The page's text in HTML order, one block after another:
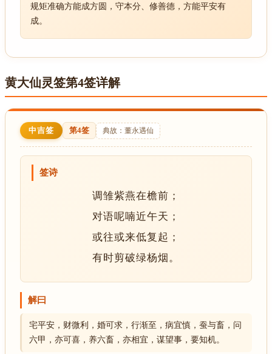
规矩准确方能成方圆，守本分、修善德，方能平安有
成。
黄大仙灵签第4签详解
中吉签 第4签 典故：董永遇仙
签诗
调雏紫燕在檐前；
对语呢喃近午天；
或往或来低复起；
有时剪破绿杨烟。
解曰
宅平安，财微利，婚可求，行渐至，病宜慎，蚕与畜，问
六甲，亦可喜，养六畜，亦相宜，谋望事，要知机。